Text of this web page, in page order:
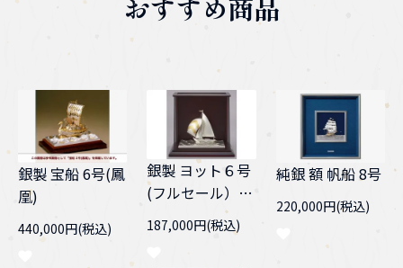
銀製 宝船 6号(鳳
凰)
440,000円(税込)
銀製 ヨット６号
(フルセール）
スロープケース
187,000円(税込)
純銀 額 帆船 8号
220,000円(税込)